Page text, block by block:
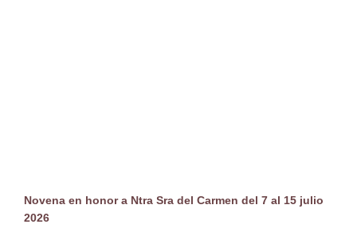
Novena en honor a Ntra Sra del Carmen del 7 al 15 julio
2026